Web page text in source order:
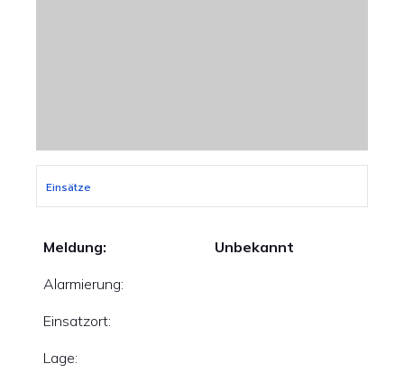
Einsätze
Meldung: Unbekannt
Alarmierung:
Einsatzort:
Lage: